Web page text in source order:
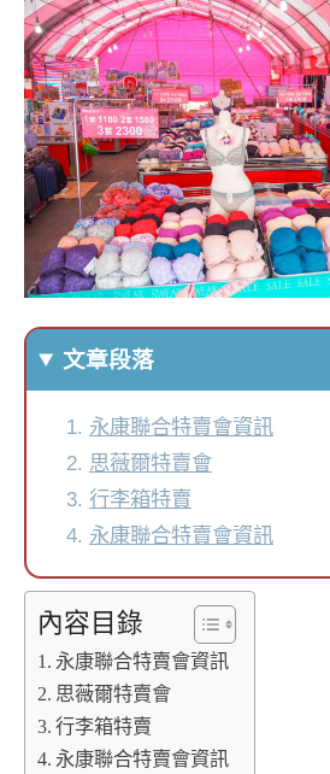
文章段落
永康聯合特賣會資訊
思薇爾特賣會
行李箱特賣
永康聯合特賣會資訊
內容目錄
永康聯合特賣會資訊
思薇爾特賣會
行李箱特賣
永康聯合特賣會資訊